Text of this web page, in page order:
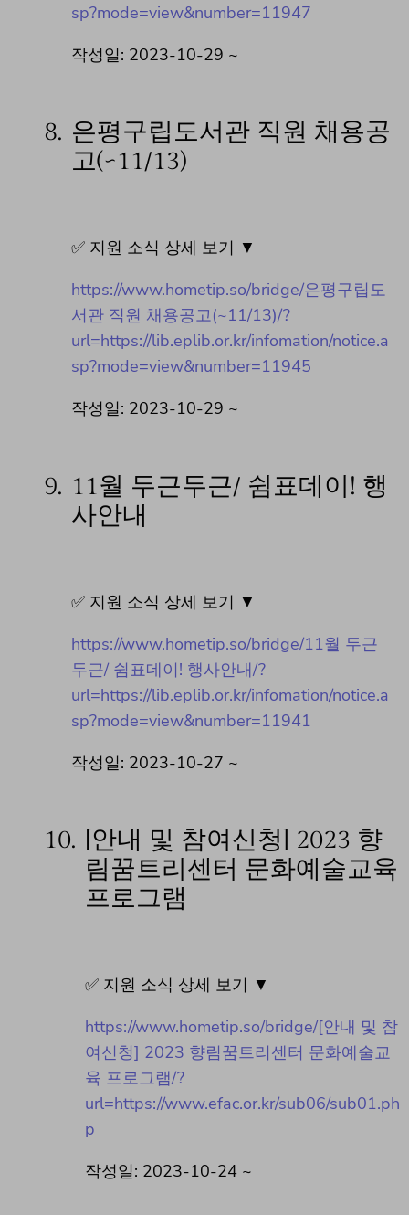
sp?mode=view&number=11947
작성일: 2023-10-29 ~
8. 은평구립도서관 직원 채용공
고(~11/13)
✅ 지원 소식 상세 보기 ▼
https://www.hometip.so/bridge/은평구립도
서관 직원 채용공고(~11/13)/?
url=https://lib.eplib.or.kr/infomation/notice.a
sp?mode=view&number=11945
작성일: 2023-10-29 ~
9. 11월 두근두근/ 쉼표데이! 행
사안내
✅ 지원 소식 상세 보기 ▼
https://www.hometip.so/bridge/11월 두근
두근/ 쉼표데이! 행사안내/?
url=https://lib.eplib.or.kr/infomation/notice.a
sp?mode=view&number=11941
작성일: 2023-10-27 ~
10. [안내 및 참여신청] 2023 향
림꿈트리센터 문화예술교육
프로그램
✅ 지원 소식 상세 보기 ▼
https://www.hometip.so/bridge/[안내 및 참
여신청] 2023 향림꿈트리센터 문화예술교
육 프로그램/?
url=https://www.efac.or.kr/sub06/sub01.ph
p
작성일: 2023-10-24 ~